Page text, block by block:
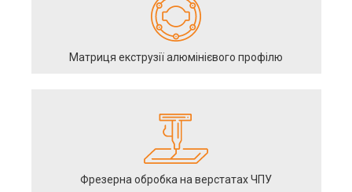
Матриця екструзії алюмінієвого профілю
Фрезерна обробка на верстатах ЧПУ